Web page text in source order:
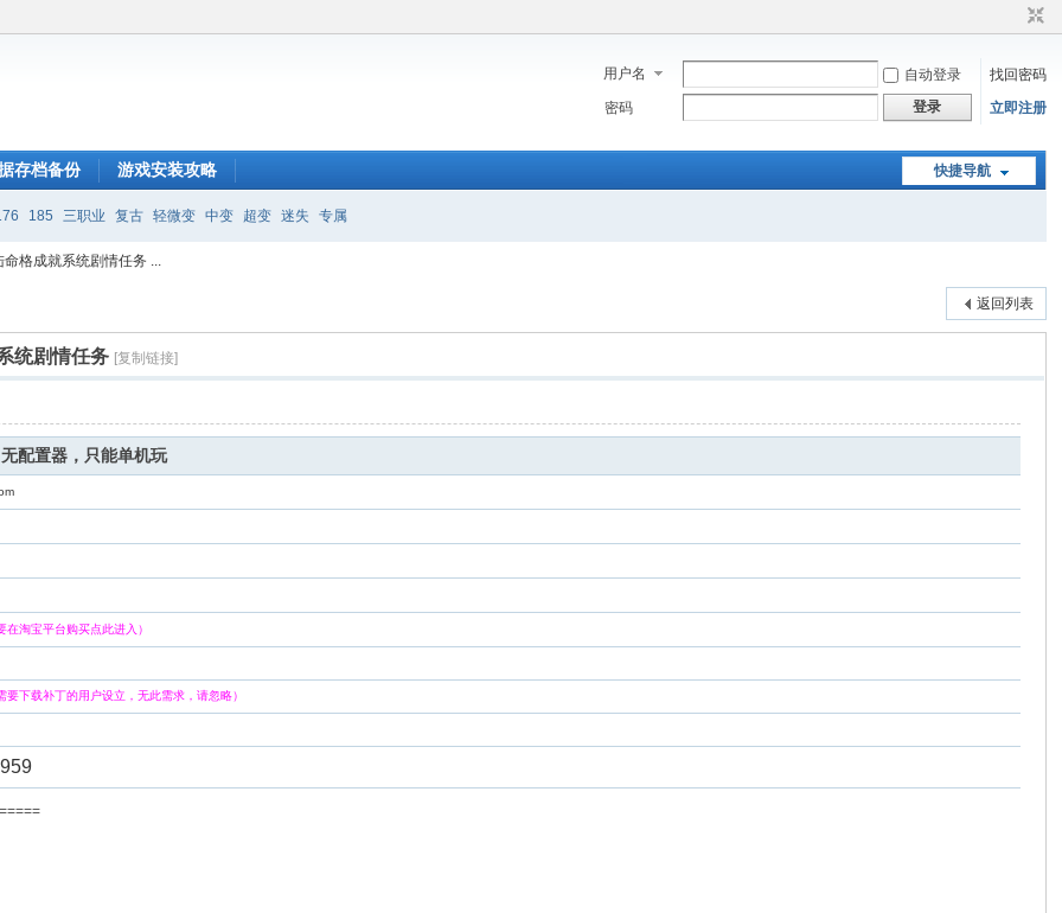
用户名 自动登录
找回密码
密码
登录 立即注册
快捷导航
存档备份 游戏安装攻略
185 三职业 复古 轻微变 中变 超变 迷失 专属
格成就系统剧情任务 ...
返回列表
统剧情任务 [复制链接]
配置器，只能单机玩
在淘宝平台购买点此进入）
要下载补丁的用户设立，无此需求，请忽略）